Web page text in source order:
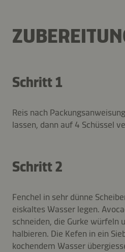
Schritt 1
Reis nach
lassen, dann auf 4 Schüssel
Schritt 2
Fenchel in sehr dünne
eiskaltes Wasser legen.
schneiden, die Gurke würfeln
halbieren. Die Kefen in ein
kochendem Wasser